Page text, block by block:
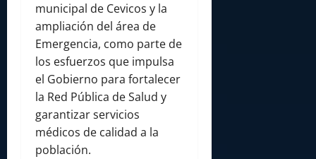
municipal de Cevicos y la
ampliación del área de
Emergencia, como parte de
los esfuerzos que impulsa
el Gobierno para fortalecer
la Red Pública de Salud y
garantizar servicios
médicos de calidad a la
población.